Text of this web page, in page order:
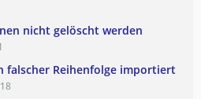
nicht gelöscht werden
falscher Reihenfolge importiert